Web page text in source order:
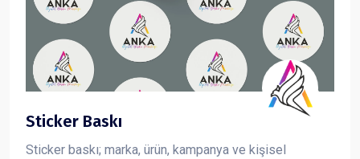
Sticker Baskı
Sticker baskı; marka, ürün, kampanya ve kişisel